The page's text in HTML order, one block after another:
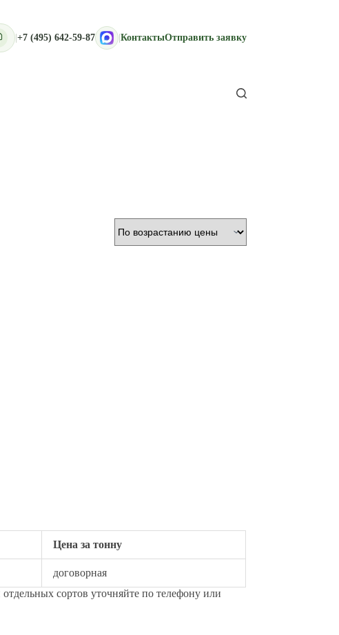
| +7 (495) 642-59-87 | КонтактыОтправить заявку
Цена за тонну
договорная
сортов уточняйте по телефону или